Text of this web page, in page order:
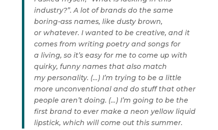
industry?”. A lot of brands do the same
boring-ass names, like dusty brown,
or whatever. I wanted to be creative, and it
comes from writing poetry and songs for
a living, so it’s easy for me to come up with
quirky, funny names that also match
my personality. (…) I’m trying to be a little
more unconventional and do stuff that other
people aren’t doing. (…) I’m going to be the
first brand to ever make a neon yellow liquid
lipstick, which will come out this summer.